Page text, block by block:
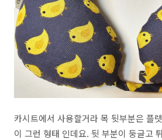
카시트에서 사용할거라 목 뒷부분은 플
이 그런 형태 인데요. 뒷 부분이 둥글고